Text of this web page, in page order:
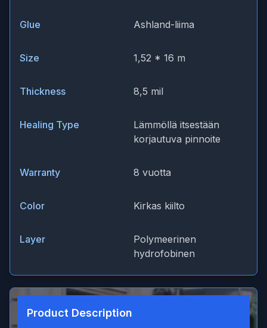
Glue Ashland-liima
Size 1,52 * 16 m
Thickness 8,5 mil
Healing Type
Lämmöllä itsestään
korjautuva pinnoite
Warranty 8 vuotta
Color Kirkas kiilto
Layer
Polymeerinen
hydrofobinen
Product Description